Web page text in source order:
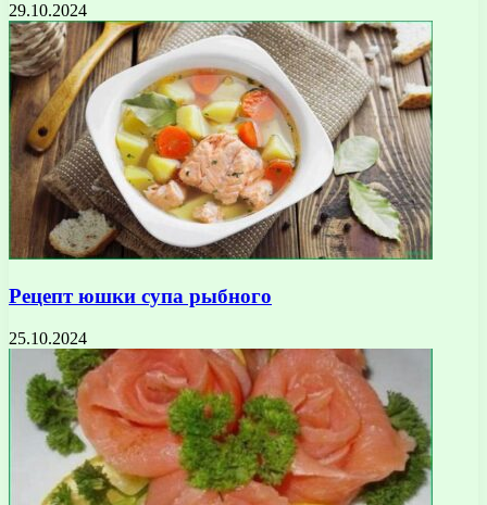
29.10.2024
Рецепт юшки супа рыбного
25.10.2024